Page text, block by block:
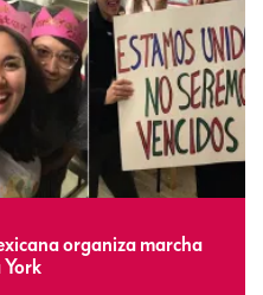
organiza marcha
York